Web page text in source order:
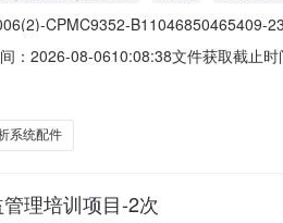
CPMC9352-B11046850465409-
：2026-08-0610:08:38文件获取截止
系统配件
理培训项目-2次